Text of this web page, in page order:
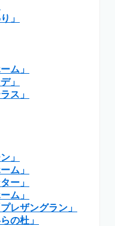
」
ム」
」
ス」
」
ム」
ー」
ム」
レザングラン」
の杜」